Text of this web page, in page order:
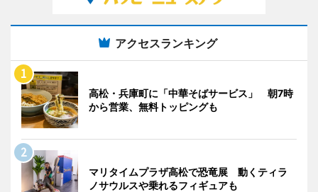
アクセスランキング
高松・兵庫町に「中華そばサービス」 朝7時
から営業、無料トッピングも
マリタイムプラザ高松で恐竜展 動くティラ
ノサウルスや乗れるフィギュアも